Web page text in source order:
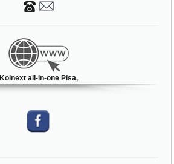
Koinext all-in-one Pisa,